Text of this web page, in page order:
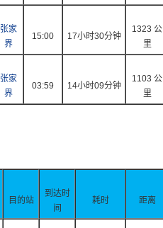
张家
界
15:00 17小时30分钟
1323 公
里
张家
界
03:59 14小时09分钟
1103 公
里
目的站
到达时
间
耗时 距离